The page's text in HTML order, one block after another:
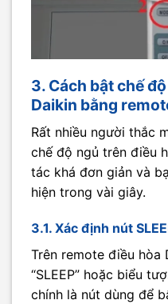
3. Cách bật chế
Daikin bằng
Rất nhiều người thắc
chế độ ngủ trên điều
tác khá đơn giản và
hiện trong vài giây.
3.1. Xác định nút
Trên remote điều hòa
“SLEEP” hoặc biểu
chính là nút dùng để